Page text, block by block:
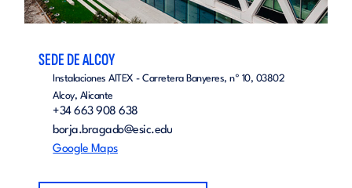
SEDE DE ALCOY
Instalaciones AITEX - Carretera Banyeres, nº 10, 03802
Alcoy, Alicante
+34 663 908 638
borja.bragado@esic.edu
Google Maps